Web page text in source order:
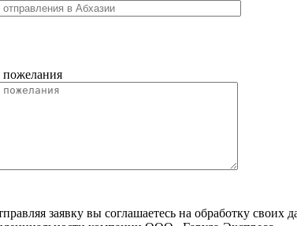
заявку вы соглашаетесь на обработку своих